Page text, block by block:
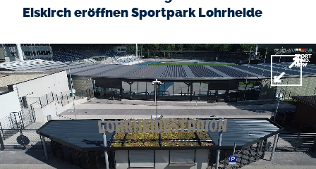
Eiskirch eröffnen Sportpark Lohrheide
Video-Datei